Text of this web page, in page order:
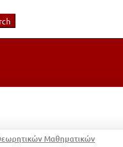
Μαθηματικών